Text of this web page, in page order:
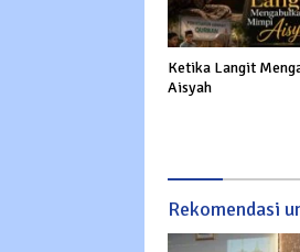
Ketika Langit
Aisyah
Rekomendasi